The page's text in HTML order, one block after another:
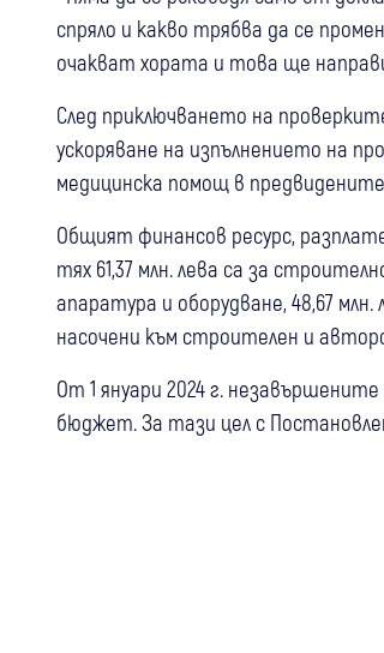
спряло и какво трябва да се
очакват хората и това ще
След приключването на
ускоряване на изпълнението на
медицинска помощ в
Общият финансов ресурс,
тях 61,37 млн. лева са за
апаратура и оборудване, 48,67 млн.
насочени към строителен и
От 1 януари 2024 г.
бюджет. За тази цел с